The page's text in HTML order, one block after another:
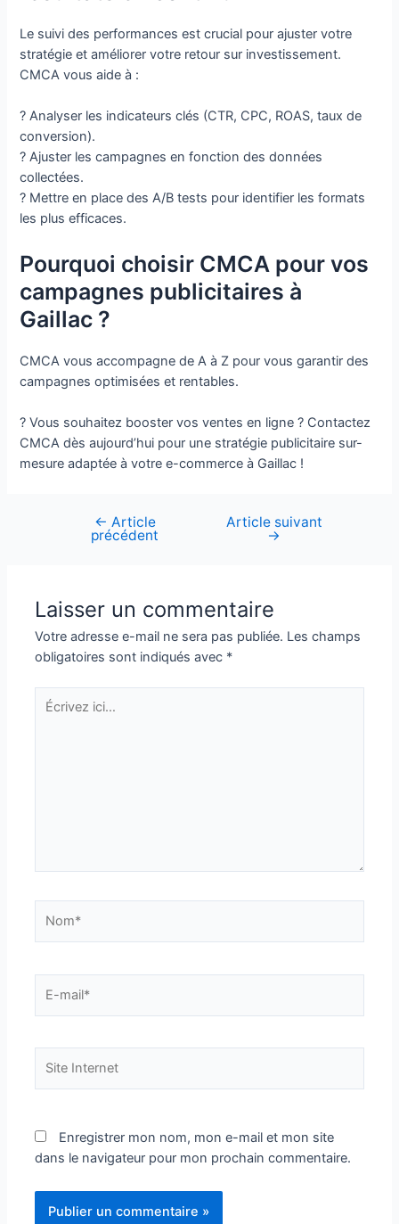
Le suivi des performances est crucial pour ajuster votre
stratégie et améliorer votre retour sur investissement.
CMCA vous aide à :
? Analyser les indicateurs clés (CTR, CPC, ROAS, taux de
conversion).
? Ajuster les campagnes en fonction des données
collectées.
? Mettre en place des A/B tests pour identifier les formats
les plus efficaces.
Pourquoi choisir CMCA pour vos
campagnes publicitaires à
Gaillac ?
CMCA vous accompagne de A à Z pour vous garantir des
campagnes optimisées et rentables.
? Vous souhaitez booster vos ventes en ligne ? Contactez
CMCA dès aujourd’hui pour une stratégie publicitaire sur-
mesure adaptée à votre e-commerce à Gaillac !
Navigation
← Article
précédent
Article suivant
→
Laisser un commentaire
Votre adresse e-mail ne sera pas publiée. Les champs
obligatoires sont indiqués avec *
Écrivez
ici…
mail*
Internet
Enregistrer mon nom, mon e-mail et mon site
dans le navigateur pour mon prochain commentaire.